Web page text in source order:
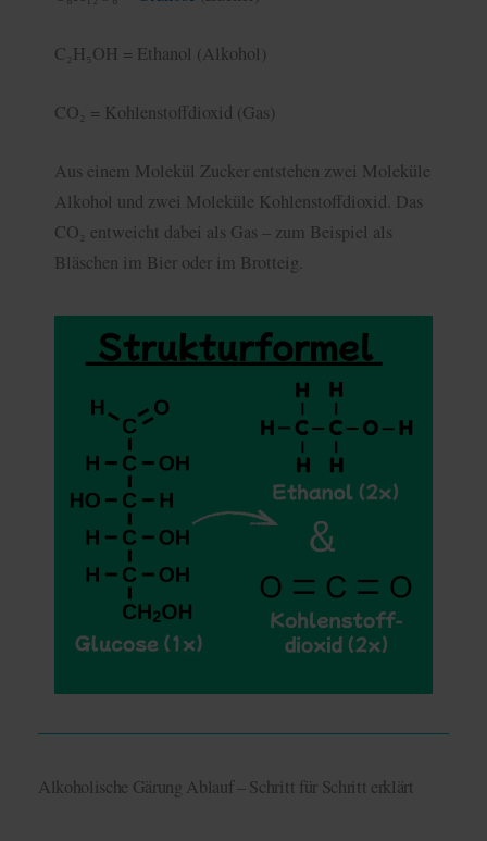
C₂H₅OH = Ethanol (Alkohol)
CO₂ = Kohlenstoffdioxid (Gas)
Aus einem Molekül Zucker entstehen zwei Moleküle
Alkohol und zwei Moleküle Kohlenstoffdioxid. Das
CO₂ entweicht dabei als Gas – zum Beispiel als
Bläschen im Bier oder im Brotteig.
Alkoholische Gärung Ablauf – Schritt für Schritt erklärt